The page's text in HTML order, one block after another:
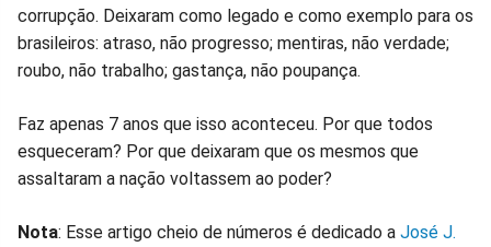
corrupção. Deixaram como legado e como exemplo para os
brasileiros: atraso, não progresso; mentiras, não verdade;
roubo, não trabalho; gastança, não poupança.
Faz apenas 7 anos que isso aconteceu. Por que todos
esqueceram? Por que deixaram que os mesmos que
assaltaram a nação voltassem ao poder?
Nota: Esse artigo cheio de números é dedicado a José J.